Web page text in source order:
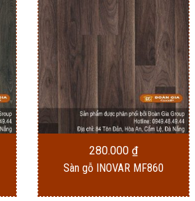
280.000 ₫
Sàn gỗ INOVAR MF860